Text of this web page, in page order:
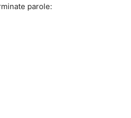
parole: